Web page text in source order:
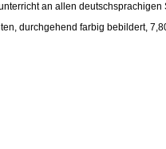
an allen
durchgehend farbig bebildert,